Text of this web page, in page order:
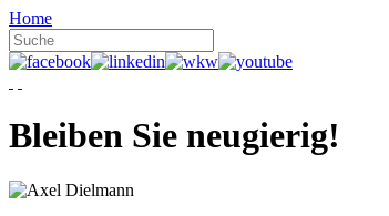
Home
Bleiben Sie neugierig!